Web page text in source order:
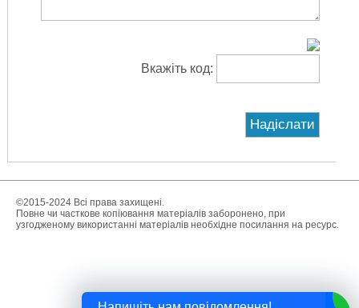
Вкажіть код:
©2015-2024 Всі права захищені.
Повне чи часткове копіювання матеріалів заборонено, при
узгодженому використанні матеріалів необхідне посилання на ресурс.